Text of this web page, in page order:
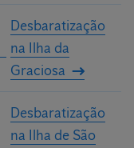
Desbaratização
na Ilha da
Graciosa
Desbaratização
na Ilha de São